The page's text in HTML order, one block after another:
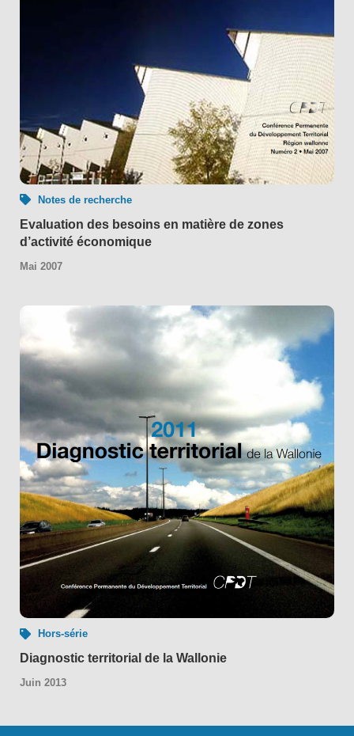
Notes de recherche
Evaluation des besoins en matière de zones
d’activité économique
Mai 2007
Hors-série
Diagnostic territorial de la Wallonie
Juin 2013